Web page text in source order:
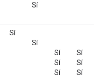
Sí
Sí
Sí
Sí
Sí
Sí
Sí
Sí
Sí